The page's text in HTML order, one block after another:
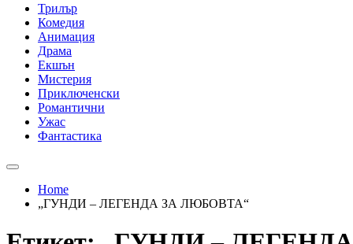
Трилър
Комедия
Анимация
Драма
Екшън
Мистерия
Приключенски
Романтични
Ужас
Фантастика
Home
„ГУНДИ – ЛЕГЕНДА ЗА ЛЮБОВТА“